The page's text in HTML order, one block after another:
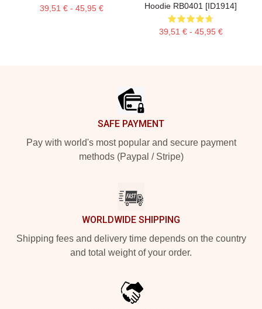
39,51 € - 45,95 €
Hoodie RB0401 [ID1914]
39,51 € - 45,95 €
SAFE PAYMENT
Pay with world's most popular and secure payment
methods (Paypal / Stripe)
WORLDWIDE SHIPPING
Shipping fees and delivery time depends on the country
and total weight of your order.